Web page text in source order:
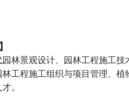
林景观设计、园林工程施工
工程施工组织与项目管理、
。